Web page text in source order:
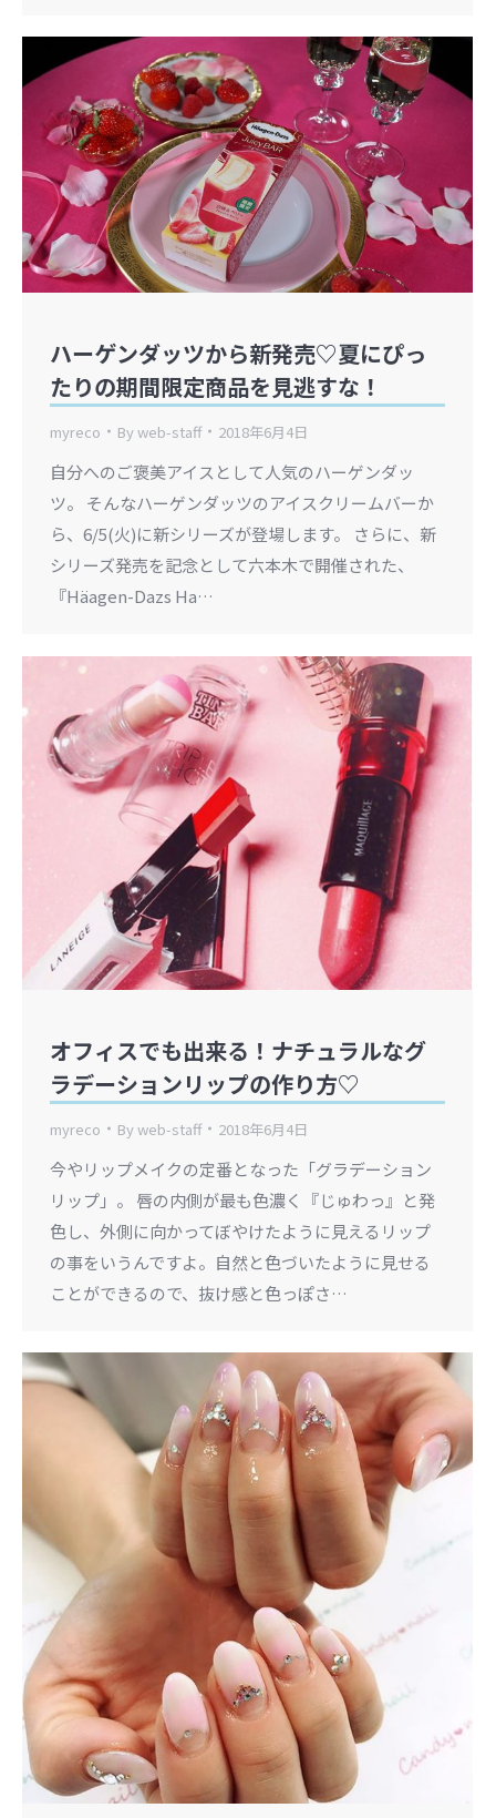
ハーゲンダッツから新発売♡夏にぴっ
たりの期間限定商品を見逃すな！
myreco Byweb-staff 2018年6月4日
自分へのご褒美アイスとして人気のハーゲンダッ
ツ。 そんなハーゲンダッツのアイスクリームバーか
ら、6/5(火)に新シリーズが登場します。 さらに、新
シリーズ発売を記念として六本木で開催された、
『Häagen-Dazs Ha…
オフィスでも出来る！ナチュラルなグ
ラデーションリップの作り方♡
myreco Byweb-staff 2018年6月4日
今やリップメイクの定番となった「グラデーション
リップ」。 唇の内側が最も色濃く『じゅわっ』と発
色し、外側に向かってぼやけたように見えるリップ
の事をいうんですよ。自然と色づいたように見せる
ことができるので、抜け感と色っぽさ…